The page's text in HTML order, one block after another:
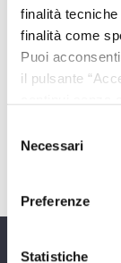
finalità
finalità come
Puoi
il pulsante
delNecessari
Preferenze
Statistiche
Blues Eye
5 giugno 2019
Dal Festival